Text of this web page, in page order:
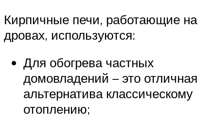
Кирпичные печи, работающие на
дровах, используются:
Для обогрева частных
домовладений – это отличная
альтернатива классическому
отоплению;